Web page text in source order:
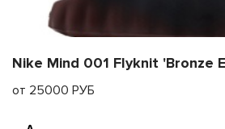
Nike Mind 001 Flyknit 'Bronze
от 25000 РУБ